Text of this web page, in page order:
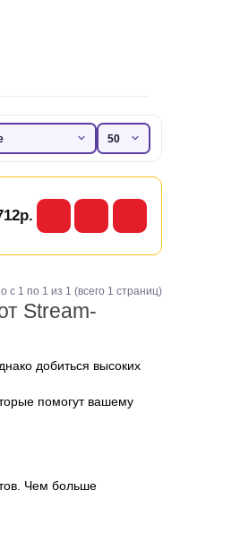
с 1 по 1 из 1 (всего 1 страниц)
Stream-
добиться высоких
помогут вашему
Чем больше